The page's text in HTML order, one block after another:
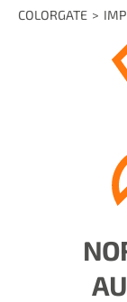
COLORGATE